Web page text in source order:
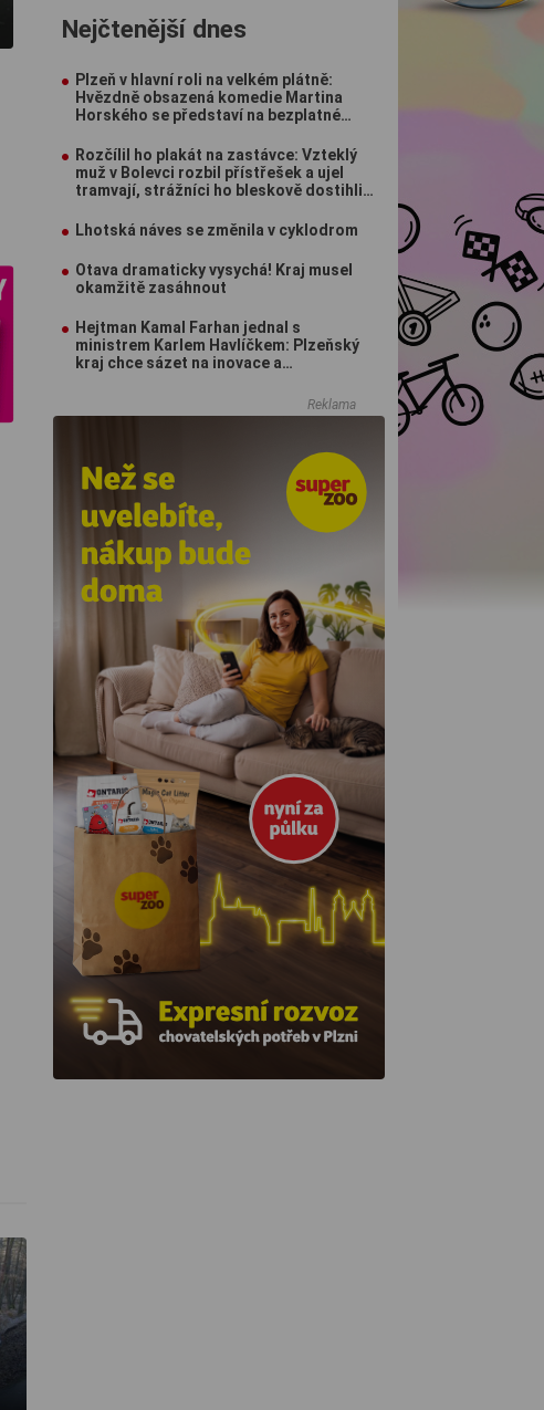
Nejčtenější dnes
Plzeň v hlavní roli na velkém plátně:
Hvězdně obsazená komedie Martina
Horského se představí na bezplatné
Rozčílil ho plakát na zastávce: Vzteklý
muž v Bolevci rozbil přístřešek a ujel
tramvají, strážníci ho bleskově dostihli
Lhotská náves se změnila v cyklodrom
Otava dramaticky vysychá! Kraj musel
okamžitě zasáhnout
Hejtman Kamal Farhan jednal s
ministrem Karlem Havlíčkem: Plzeňský
kraj chce sázet na inovace a
Reklama